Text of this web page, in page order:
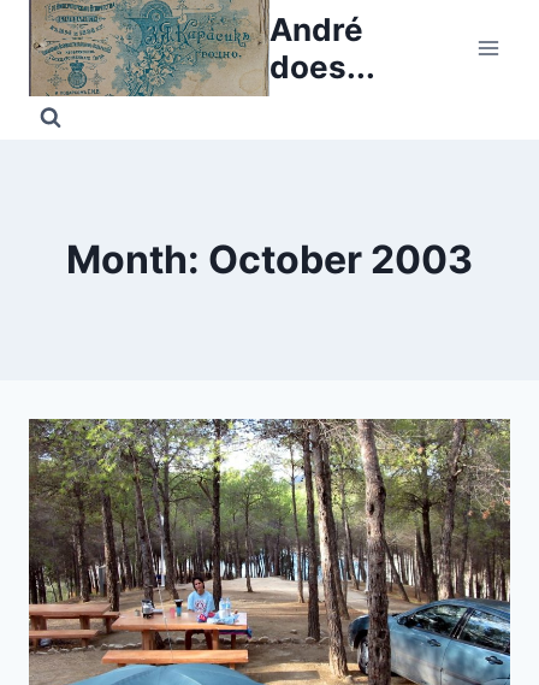
Skip
content
André
does...
Month: October 2003